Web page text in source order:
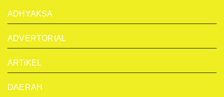
ADHYAKSA
ADVERTORIAL
ARTiKEL
DAERAH